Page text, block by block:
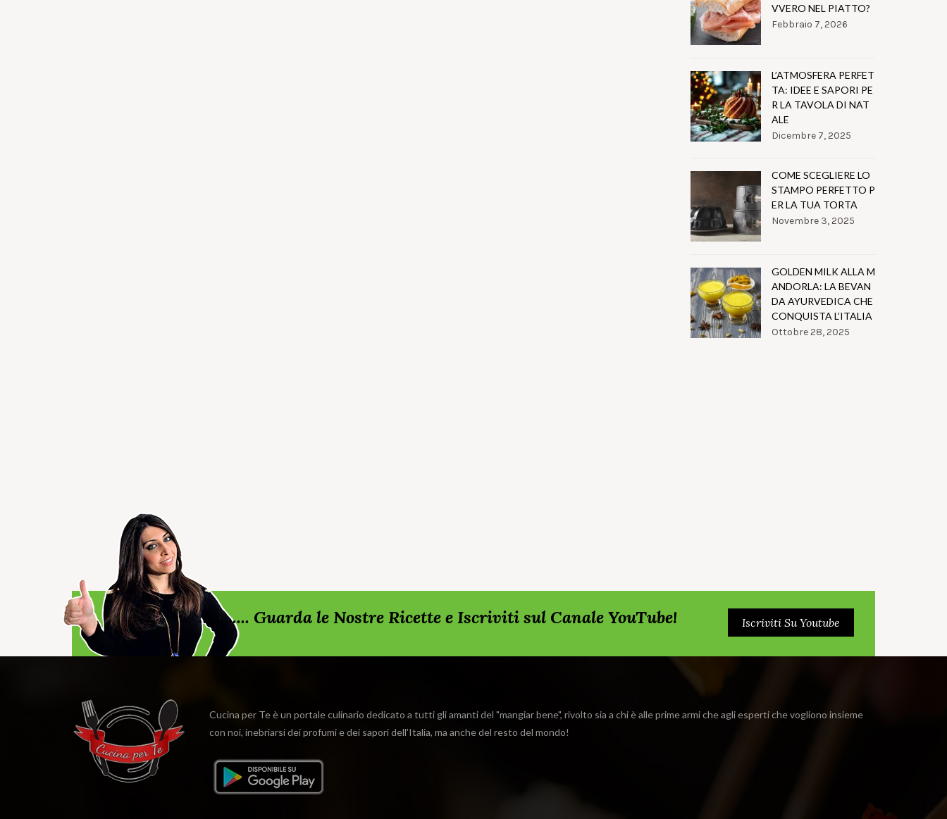
VVERO NEL PIATTO?
Febbraio 7, 2026
L’ATMOSFERA PERFET
TA: IDEE E SAPORI PE
R LA TAVOLA DI NAT
ALE
Dicembre 7, 2025
COME SCEGLIERE LO
STAMPO PERFETTO P
ER LA TUA TORTA
Novembre 3, 2025
GOLDEN MILK ALLA M
ANDORLA: LA BEVAN
DA AYURVEDICA CHE
CONQUISTA L’ITALIA
Ottobre 28, 2025
............ Guarda le Nostre Ricette e Iscriviti sul Canale YouTube! Iscriviti Su Youtube
Cucina per Te è un portale culinario dedicato a tutti gli amanti del "mangiar bene", rivolto sia a chi è alle prime armi che agli esperti che vogliono insieme
con noi, inebriarsi dei profumi e dei sapori dell'Italia, ma anche del resto del mondo!